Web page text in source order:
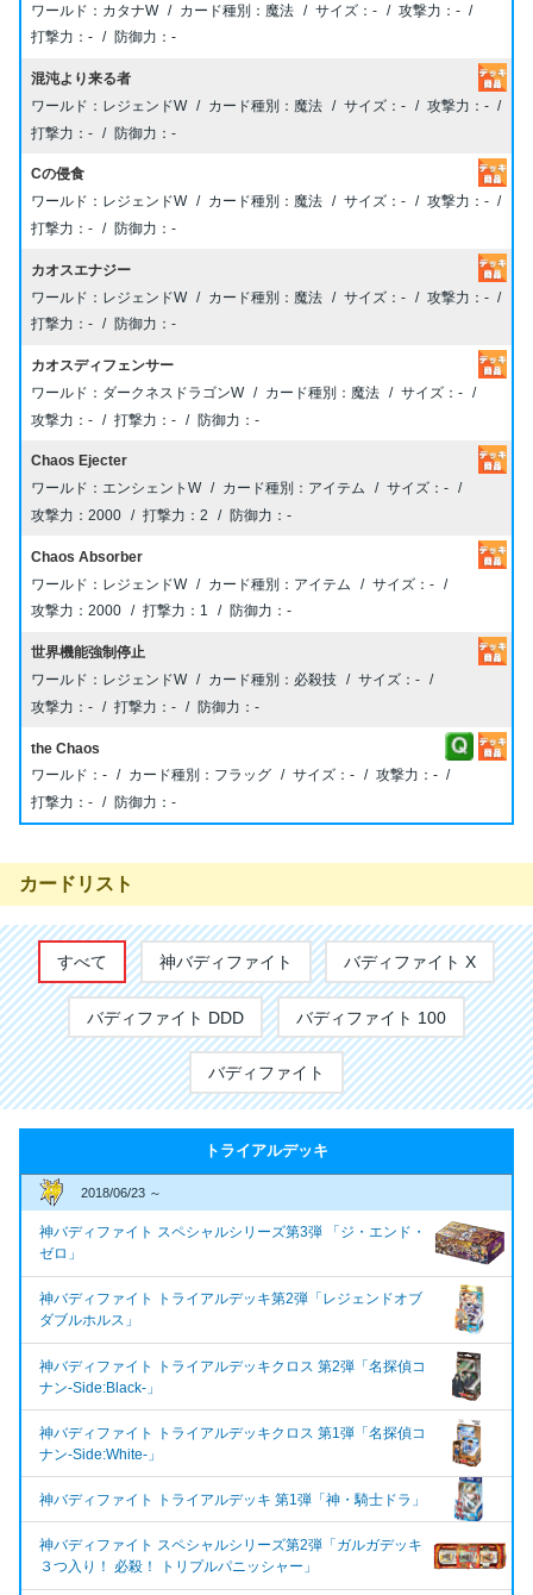
カタナW
魔法 -
-
-
-
混沌より来る者
レジェンドW
魔法 -
-
-
-
Cの侵食
レジェンドW
魔法 -
-
-
-
カオスエナジー
レジェンドW
魔法 -
-
-
-
カオスディフェンサー
ダークネスドラゴンW
魔法
-
-
- -
Chaos Ejecter
エンシェントW
アイテム
-
2000
2 -
Chaos Absorber
レジェンドW
アイテム
-
2000
1 -
世界機能強制停止
レジェンドW
必殺技
-
-
- -
the Chaos
-
フラッグ -
-
-
-
カードリスト
すべて 神バディファイト バディファイト X
バディファイト DDD バディファイト 100
バディファイト
トライアルデッキ
2018/06/23 ～
神バディファイト スペシャルシリーズ第3弾 「ジ・エンド・
ゼロ」
神バディファイト トライアルデッキ第2弾「レジェンドオブ
ダブルホルス」
神バディファイト トライアルデッキクロス 第2弾「名探偵コ
ナン-Side:Black-」
神バディファイト トライアルデッキクロス 第1弾「名探偵コ
ナン-Side:White-」
神バディファイト トライアルデッキ 第1弾「神・騎士ドラ」
神バディファイト スペシャルシリーズ第2弾「ガルガデッキ
３つ入り！ 必殺！ トリプルパニッシャー」